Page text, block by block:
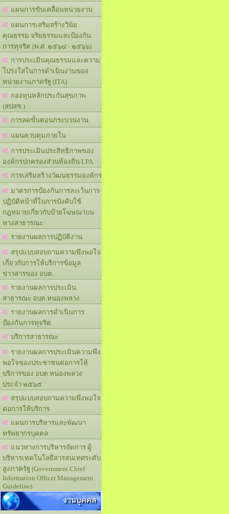
แผนการขับเคลื่อนหน่วยงาน
แผนการเสริมสร้างวินัย
คุณธรรม จริยธรรมและป้องกัน
การทุจริต (พ.ศ. ๒๕๖๔ - ๒๕๖๖)
การประเมินคุณธรรมและความ
โปร่งใสในการดำเนินงานของ
หน่วยงานภาครัฐ (ITA)
กองทุนหลักประกันสุขภาพ
(สปสช.)
การลดขั้นตอนกระบวนงาน
แผนควบคุมภายใน
การประเมินประสิทธิภาพของ
องค์กรปกครองส่วนท้องถิ่น LPA
การเสริมสร้างวัฒนธรรมองค์กร
มาตรการป้องกันการละเว้นการ
ปฏิบัติหน้าที่ในการบังคับใช้
กฎหมายเกี่ยวกับป้ายโฆษณาบน
ทางสาธารณะ
รายงานผลการปฏิบัติงาน
สรุปแบบสอบถามความพึงพอใจ
เกี่ยวกับการให้บริการข้อมูล
ข่าวสารของ อบต.
รายงานผลการประเมิน
สาธารณะ อบต.หนองพลวง
รายงานผลการดำเนินการ
ป้องกันการทุจริต
บริการสาธารณะ
รายงานผลการประเมินความพึง
พอใจของประชาชนต่อการให้
บริการของ อบต.หนองพลวง
ประจำ ๒๕๖๕
สรุปแบบสอบถามความพึงพอใจ
ต่อการให้บริการ
แผนการบริหารและพัฒนา
ทรัพยากรบุคคล
แนวทางการบริหารจัดการ ผู้
บริหารเทคโนโลยีสารสนเทศระดับ
สูงภาครัฐ (Government Chief
Information Officer Management
Guideline)
งานบุคคล